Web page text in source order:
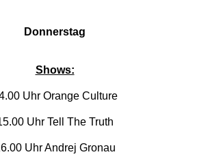
Donnerstag
Shows:
Uhr Orange Culture
Uhr Tell The Truth
Uhr Andrej Gronau